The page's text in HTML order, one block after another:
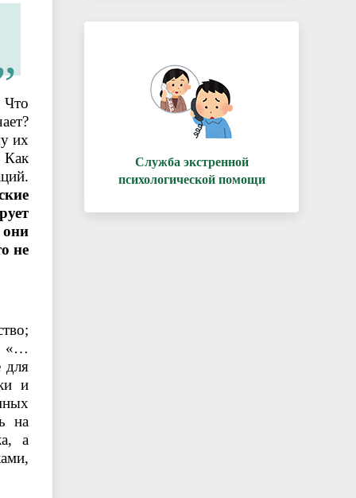
Что
их
Как
они
не
«…
для
и
на
а
Служба экстренной
психологической помощи